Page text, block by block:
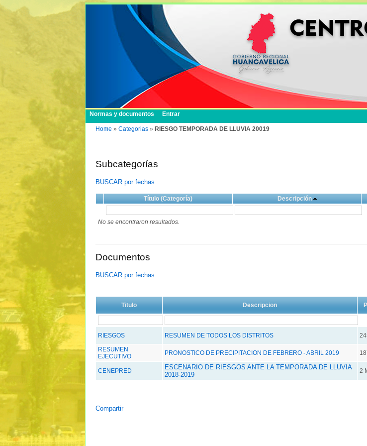
Normas y documentos Entrar
Home » Categorias » RIESGO TEMPORADA DE LLUVIA 20019
Subcategorías
BUSCAR por fechas
Título (Categoría) Descripción
No se encontraron resultados.
Documentos
BUSCAR por fechas
Titulo Descripcion
RIESGOS RESUMEN DE TODOS LOS DISTRITOS
RESUMEN
EJECUTIVO
PRONOSTICO DE PRECIPITACION DE FEBRERO - ABRIL 2019
CENEPRED
ESCENARIO DE RIESGOS ANTE LA TEMPORADA DE LLUVIA
2018-2019
2
Compartir